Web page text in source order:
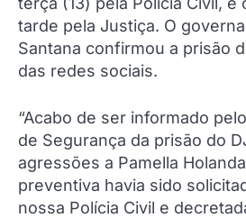
tarde pela Justiça. O
Santana confirmou a prisão
das redes sociais.
“Acabo de ser informado
de Segurança da prisão do
agressões a Pamella
preventiva havia sido
nossa Polícia Civil e